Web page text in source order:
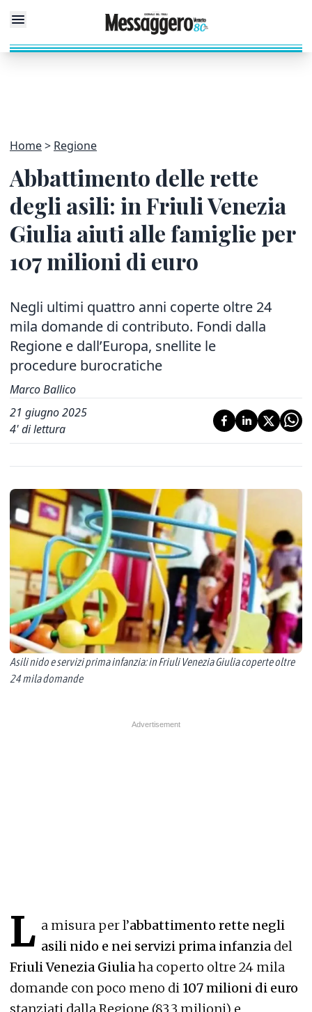
Home Regione
Abbattimento delle rette
degli asili: in Friuli Venezia
Giulia aiuti alle famiglie per
107 milioni di euro
Negli ultimi quattro anni coperte oltre 24
mila domande di contributo. Fondi dalla
Regione e dall’Europa, snellite le
procedure burocratiche
Marco Ballico
21 giugno 2025
4' di lettura
Asili nido e servizi prima infanzia: in Friuli Venezia Giulia coperte oltre
24 mila domande
L a misura per l’abbattimento rette negli
asili nido e nei servizi prima infanzia del
Friuli Venezia Giuliaha coperto oltre 24 mila
domande con poco meno di 107 milioni di euro
stanziati dalla Regione (83,3 milioni) e